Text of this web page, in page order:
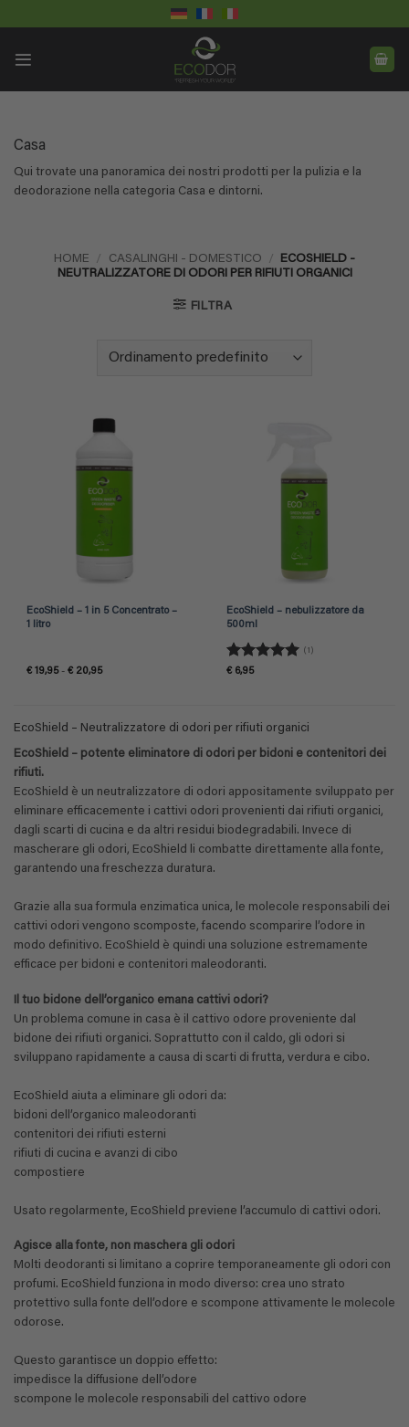
ai
Casa
Qui trovate una panoramica dei nostri prodotti per la pulizia e la
deodorazione nella categoria Casa e dintorni.
HOME / CASALINGHI - DOMESTICO /
ECOSHIELD -
NEUTRALIZZATORE DI ODORI PER RIFIUTI ORGANICI
FILTRA
EcoShield – 1 in 5 Concentrato –
1 litro
€19,95 - €20,95Fascia
€ 20,95
EcoShield – nebulizzatore da
500ml
Valutato
(1)
€6,95
EcoShield – Neutralizzatore di odori per rifiuti organici
EcoShield – potente eliminatore di odori per bidoni e contenitori dei
rifiuti.
EcoShield è un neutralizzatore di odori appositamente sviluppato per
eliminare efficacemente i cattivi odori provenienti dai rifiuti organici,
dagli scarti di cucina e da altri residui biodegradabili. Invece di
mascherare gli odori, EcoShield li combatte direttamente alla fonte,
garantendo una freschezza duratura.
Grazie alla sua formula enzimatica unica, le molecole responsabili dei
cattivi odori vengono scomposte, facendo scomparire l’odore in
modo definitivo. EcoShield è quindi una soluzione estremamente
efficace per bidoni e contenitori maleodoranti.
Il tuo bidone dell’organico emana cattivi odori?
Un problema comune in casa è il cattivo odore proveniente dal
bidone dei rifiuti organici. Soprattutto con il caldo, gli odori si
sviluppano rapidamente a causa di scarti di frutta, verdura e cibo.
EcoShield aiuta a eliminare gli odori da:
bidoni dell’organico maleodoranti
contenitori dei rifiuti esterni
rifiuti di cucina e avanzi di cibo
compostiere
Usato regolarmente, EcoShield previene l’accumulo di cattivi odori.
Agisce alla fonte, non maschera gli odori
Molti deodoranti si limitano a coprire temporaneamente gli odori con
profumi. EcoShield funziona in modo diverso: crea uno strato
protettivo sulla fonte dell’odore e scompone attivamente le molecole
odorose.
Questo garantisce un doppio effetto:
impedisce la diffusione dell’odore
scompone le molecole responsabili del cattivo odore